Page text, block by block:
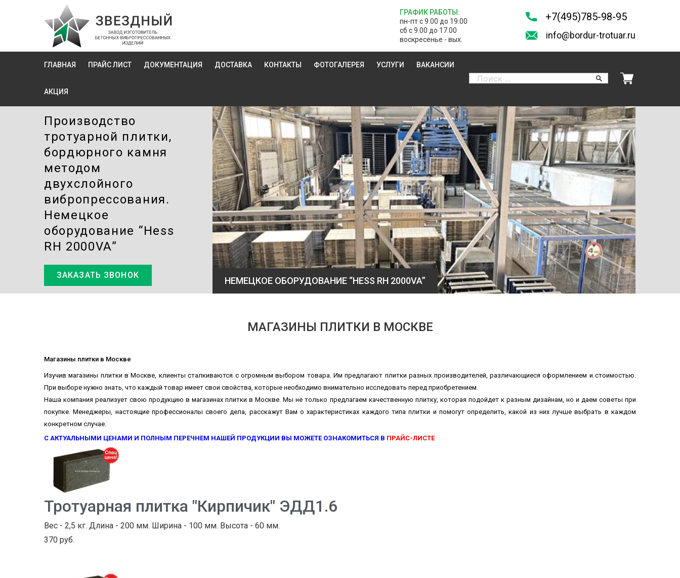
ГРАФИК РАБОТЫ:
пн-пт с 9.00 до 19.00
сб с 9.00 до 17.00
воскресенье - вых.
+7(495)785-98-95
info@bordur-trotuar.ru
ГЛАВНАЯ ПРАЙС ЛИСТ ДОКУМЕНТАЦИЯ ДОСТАВКА КОНТАКТЫ ФОТОГАЛЕРЕЯ УСЛУГИ ВАКАНСИИ
АКЦИЯ
Производство
тротуарной плитки,
бордюрного камня
методом
двухслойного
вибропресcования.
Немецкое
оборудование “Hess
RH 2000VA”
ЗАКАЗАТЬ ЗВОНОК
ТРОТУАРНАЯ ПЛИТКА COLORMIX
МАГАЗИНЫ ПЛИТКИ В МОСКВЕ
Магазины плитки в Москве
Изучив магазины плитки в Москве, клиенты сталкиваются с огромным выбором товара. Им предлагают плитки разных производителей, различающиеся оформлением и стоимостью.
При выборе нужно знать, что каждый товар имеет свои свойства, которые необходимо внимательно исследовать перед приобретением.
Наша компания реализует свою продукцию в магазинах плитки в Москве. Мы не только предлагаем качественную плитку, которая подойдет к разным дизайнам, но и даем советы при
покупке. Менеджеры, настоящие профессионалы своего дела, расскажут Вам о характеристиках каждого типа плитки и помогут определить, какой из них лучше выбрать в каждом
конкретном случае.
С АКТУАЛЬНЫМИ ЦЕНАМИ И ПОЛНЫМ ПЕРЕЧНЕМ НАШЕЙ ПРОДУКЦИИ ВЫ МОЖЕТЕ ОЗНАКОМИТЬСЯ В ПРАЙС-ЛИСТЕ
Тротуарная плитка "Кирпичик" ЭДД1.6
Вес - 2,5 кг. Длина - 200 мм. Ширина - 100 мм. Высота - 60 мм.
370 руб.